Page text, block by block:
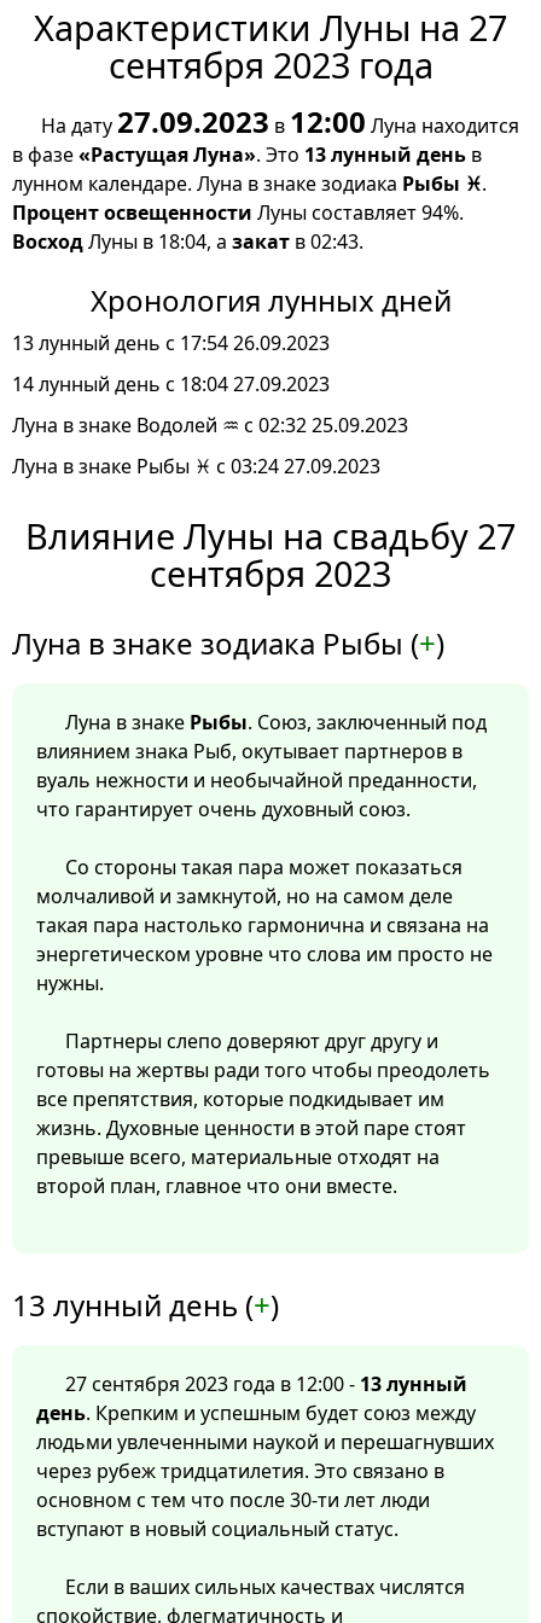
Характеристики Луны на 27
сентября 2023 года
На дату 27.09.2023 в 12:00 Луна находится
в фазе«Растущая Луна». Это 13 лунный день в
лунном календаре. Луна в знаке зодиака Рыбы ♓.
Процент освещенности Луны составляет 94%.
ВосходЛуны в 18:04, а закат в 02:43.
Хронология лунных дней
13 лунный день с 17:54 26.09.2023
14 лунный день с 18:04 27.09.2023
Луна в знаке Водолей ♒ с 02:32 25.09.2023
Луна в знаке Рыбы ♓ с 03:24 27.09.2023
Влияние Луны на свадьбу 27
сентября 2023
Луна в знаке зодиака Рыбы (+)
Луна в знаке Рыбы. Союз, заключенный под
влиянием знака Рыб, окутывает партнеров в
вуаль нежности и необычайной преданности,
что гарантирует очень духовный союз.
Со стороны такая пара может показаться
молчаливой и замкнутой, но на самом деле
такая пара настолько гармонична и связана на
энергетическом уровне что слова им просто не
нужны.
Партнеры слепо доверяют друг другу и
готовы на жертвы ради того чтобы преодолеть
все препятствия, которые подкидывает им
жизнь. Духовные ценности в этой паре стоят
превыше всего, материальные отходят на
второй план, главное что они вместе.
13 лунный день (+)
27 сентября 2023 года в 12:00 - 13 лунный
день. Крепким и успешным будет союз между
людьми увлеченными наукой и перешагнувших
через рубеж тридцатилетия. Это связано в
основном с тем что после 30-ти лет люди
вступают в новый социальный статус.
Если в ваших сильных качествах числятся
спокойствие, флегматичность и